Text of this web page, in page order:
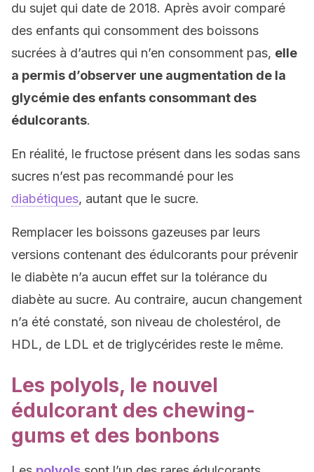
du sujet qui date de 2018. Après avoir comparé
des enfants qui consomment des boissons
sucrées à d’autres qui n’en consomment pas, elle
a permis d’observer une augmentation de la
glycémie des enfants consommant des
édulcorants.
En réalité, le fructose présent dans les sodas sans
sucres n’est pas recommandé pour les
diabétiques, autant que le sucre.
Remplacer les boissons gazeuses par leurs
versions contenant des édulcorants pour prévenir
le diabète n’a aucun effet sur la tolérance du
diabète au sucre. Au contraire, aucun changement
n’a été constaté, son niveau de cholestérol, de
HDL, de LDL et de triglycérides reste le même.
Les polyols, le nouvel
édulcorant des chewing-
gums et des bonbons